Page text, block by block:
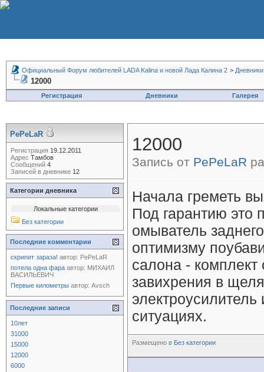
Официальный Форум любителей LADA Kalina и новой Лада Калина 2 > Дневники
12000
Регистрация Дневники Галерея
12000
Запись от PePeLaR
Начала греметь
Под гарантию это
омыватель
оптимизму
салона - комплект
завихрения в
ситуациях.
Размещено в Без категории
PePeLaR
Регистрация 19.12.2011
Адрес Тамбов
Сообщений 4
Записей в дневнике 12
Категории дневника
Локальные категории
Без категории
Последние комментарии
скрипит зараза! автор: PePeLaR
потела одна фара автор: МИХАИЛ
ВАСИЛЬЕВИЧ
Первые километры автор: Avsch
Последние записи
10лет
31000
15000
12000
6000